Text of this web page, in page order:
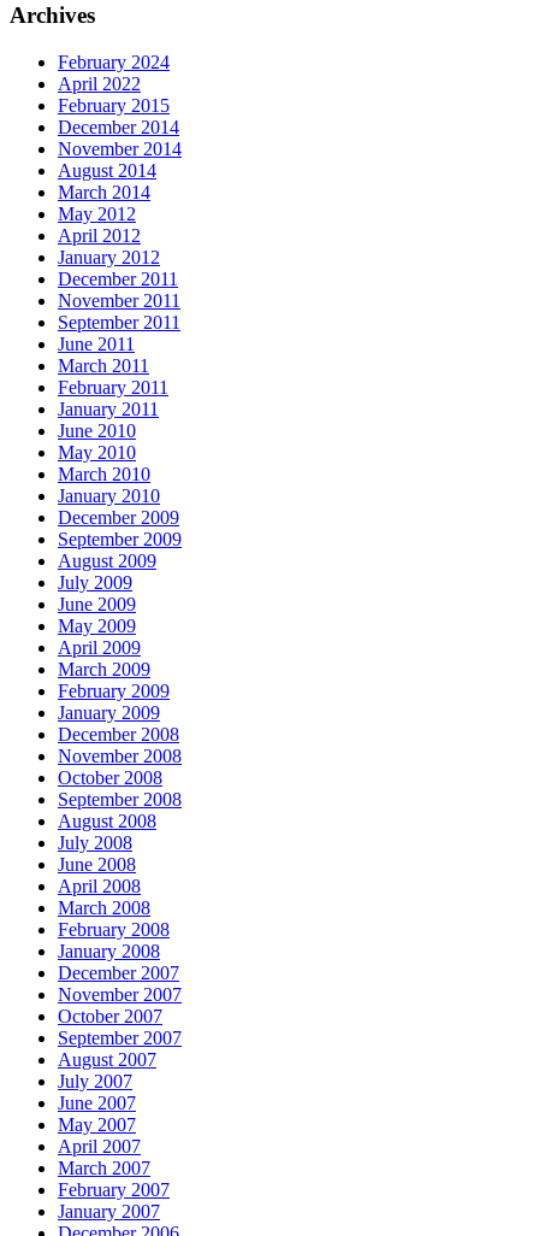
Archives
February 2024
April 2022
February 2015
December 2014
November 2014
August 2014
March 2014
May 2012
April 2012
January 2012
December 2011
November 2011
September 2011
June 2011
March 2011
February 2011
January 2011
June 2010
May 2010
March 2010
January 2010
December 2009
September 2009
August 2009
July 2009
June 2009
May 2009
April 2009
March 2009
February 2009
January 2009
December 2008
November 2008
October 2008
September 2008
August 2008
July 2008
June 2008
April 2008
March 2008
February 2008
January 2008
December 2007
November 2007
October 2007
September 2007
August 2007
July 2007
June 2007
May 2007
April 2007
March 2007
February 2007
January 2007